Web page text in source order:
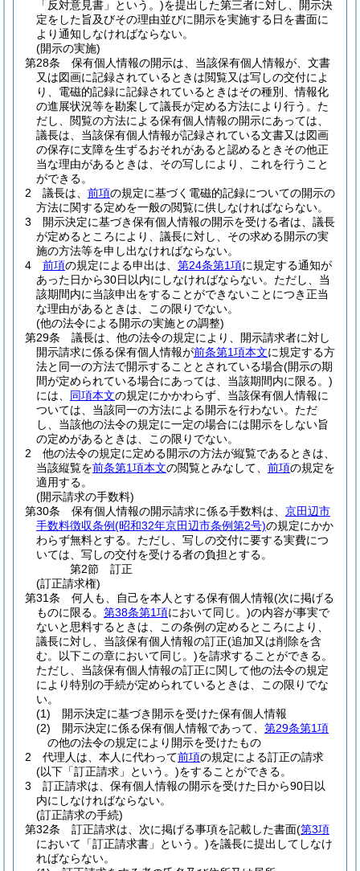
「反対意見書」という。)を提出した第三者に対し、開示決
定をした旨及びその理由並びに開示を実施する日を書面に
より通知しなければならない。
(開示の実施)
第28条
保有個人情報の開示は、当該保有個人情報が、文書
又は図画に記録されているときは閲覧又は写しの交付によ
り、電磁的記録に記録されているときはその種別、情報化
の進展状況等を勘案して議長が定める方法により行う。 た
だし、閲覧の方法による保有個人情報の開示にあっては、
議長は、当該保有個人情報が記録されている文書又は図画
の保存に支障を生ずるおそれがあると認めるときその他正
当な理由があるときは、その写しにより、これを行うこと
ができる。
2
議長は、 前項の規定に基づく電磁的記録についての開示の
方法に関する定めを一般の閲覧に供しなければならない。
3
開示決定に基づき保有個人情報の開示を受ける者は、議長
が定めるところにより、議長に対し、その求める開示の実
施の方法等を申し出なければならない。
4
前項の規定による申出は、 第24条第1項に規定する通知が
あった日から30日以内にしなければならない。 ただし、当
該期間内に当該申出をすることができないことにつき正当
な理由があるときは、この限りでない。
(他の法令による開示の実施との調整)
第29条
議長は、他の法令の規定により、開示請求者に対し
開示請求に係る保有個人情報が前条第1項本文に規定する方
法と同一の方法で開示することとされている場合(開示の期
間が定められている場合にあっては、当該期間内に限る。)
には、 同項本文の規定にかかわらず、当該保有個人情報に
ついては、当該同一の方法による開示を行わない。 ただ
し、当該他の法令の規定に一定の場合には開示をしない旨
の定めがあるときは、この限りでない。
2
他の法令の規定に定める開示の方法が縦覧であるときは、
当該縦覧を前条第1項本文の閲覧とみなして、 前項の規定を
適用する。
(開示請求の手数料)
第30条
保有個人情報の開示請求に係る手数料は、 京田辺市
手数料徴収条例(昭和32年京田辺市条例第2号)の規定にかか
わらず無料とする。 ただし、写しの交付に要する実費につ
いては、写しの交付を受ける者の負担とする。
第2節
訂正
(訂正請求権)
第31条
何人も、自己を本人とする保有個人情報(次に掲げる
ものに限る。 第38条第1項において同じ。)の内容が事実で
ないと思料するときは、この条例の定めるところにより、
議長に対し、当該保有個人情報の訂正(追加又は削除を含
む。以下この章において同じ。)を請求することができる。
ただし、当該保有個人情報の訂正に関して他の法令の規定
により特別の手続が定められているときは、この限りでな
い。
(1)
開示決定に基づき開示を受けた保有個人情報
(2)
開示決定に係る保有個人情報であって、 第29条第1項
の他の法令の規定により開示を受けたもの
2
代理人は、本人に代わって前項の規定による訂正の請求
(以下「訂正請求」という。)をすることができる。
3
訂正請求は、保有個人情報の開示を受けた日から90日以
内にしなければならない。
(訂正請求の手続)
第32条
訂正請求は、次に掲げる事項を記載した書面(第3項
において「訂正請求書」という。)を議長に提出してしなけ
ればならない。